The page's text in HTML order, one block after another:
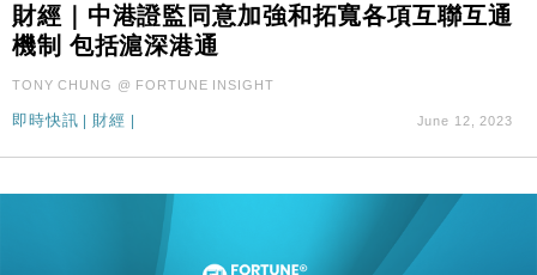
財經｜中港證監同意加強和拓寬各項互聯互通
機制 包括滬深港通
TONY CHUNG @ FORTUNE INSIGHT
即時快訊 財經 June 12, 2023